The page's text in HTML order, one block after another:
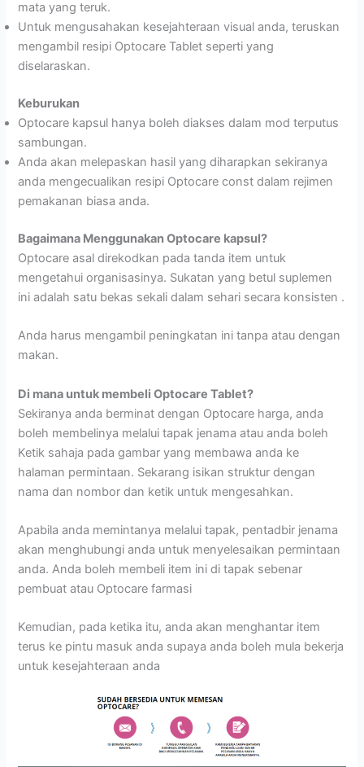
mata yang teruk.
Untuk mengusahakan kesejahteraan visual anda, teruskan
mengambil resipi Optocare Tablet seperti yang
diselaraskan.
Keburukan
Optocare kapsul hanya boleh diakses dalam mod terputus
sambungan.
Anda akan melepaskan hasil yang diharapkan sekiranya
anda mengecualikan resipi Optocare const dalam rejimen
pemakanan biasa anda.
Bagaimana Menggunakan Optocare kapsul?
Optocare asal direkodkan pada tanda item untuk
mengetahui organisasinya. Sukatan yang betul suplemen
ini adalah satu bekas sekali dalam sehari secara konsisten .
Anda harus mengambil peningkatan ini tanpa atau dengan
makan.
Di mana untuk membeli Optocare Tablet?
Sekiranya anda berminat dengan Optocare harga, anda
boleh membelinya melalui tapak jenama atau anda boleh
Ketik sahaja pada gambar yang membawa anda ke
halaman permintaan. Sekarang isikan struktur dengan
nama dan nombor dan ketik untuk mengesahkan.
Apabila anda memintanya melalui tapak, pentadbir jenama
akan menghubungi anda untuk menyelesaikan permintaan
anda. Anda boleh membeli item ini di tapak sebenar
pembuat atau Optocare farmasi
Kemudian, pada ketika itu, anda akan menghantar item
terus ke pintu masuk anda supaya anda boleh mula bekerja
untuk kesejahteraan anda